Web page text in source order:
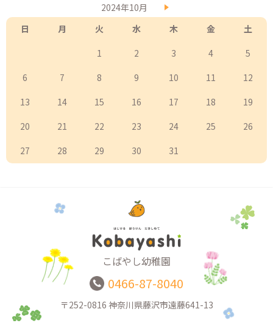
2024年10月
日
月 火 水 木 金
土
1
2 3 4
5
6
7 8 9 10 11
12
13
14 15 16 17 18
19
20
21 22 23 24 25
26
27
28 29 30 31
こばやし幼稚園
0466-87-8040
〒252-0816 神奈川県藤沢市遠藤641-13